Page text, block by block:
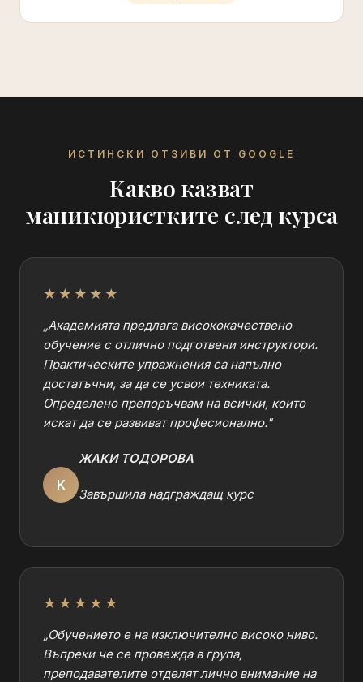
ИСТИНСКИ ОТЗИВИ ОТ GOOGLE
Какво казват
маникюристките след курса
★★★★★
„Академията предлага висококачествено
обучение с отлично подготвени инструктори.
Практическите упражнения са напълно
достатъчни, за да се усвои техниката.
Определено препоръчвам на всички, които
искат да се развиват професионално."
К
ЖАКИ ТОДОРОВА
Завършила надграждащ курс
★★★★★
„Обучението е на изключително високо ниво.
Въпреки че се провежда в група,
преподавателите отделят лично внимание на